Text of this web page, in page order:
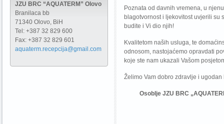
Poznata od davnih vremena, u njenu
blagotvornost i ljekovitost uvjerili su
budite i Vi dio njih!
Kvalitetom naših usluga, te
odnosom, nastojaćemo opravdati
koje ste nam ukazali Vašom
Želimo Vam dobro zdravlje i ugodan
Osoblje JZU BRC
JZU BRC “AQUATERM” Olovo
Branilaca bb
71340 Olovo, BiH
Tel: +387 32 829 600
Fax: +387 32 829 601
aquaterm.recepcija@gmail.com